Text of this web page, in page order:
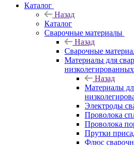
Каталог
Назад
Каталог
Сварочные материалы
Назад
Сварочные
Материалы для
Назад
Материалы
Электроды
Проволока
Проволока
Прутки
Флюс